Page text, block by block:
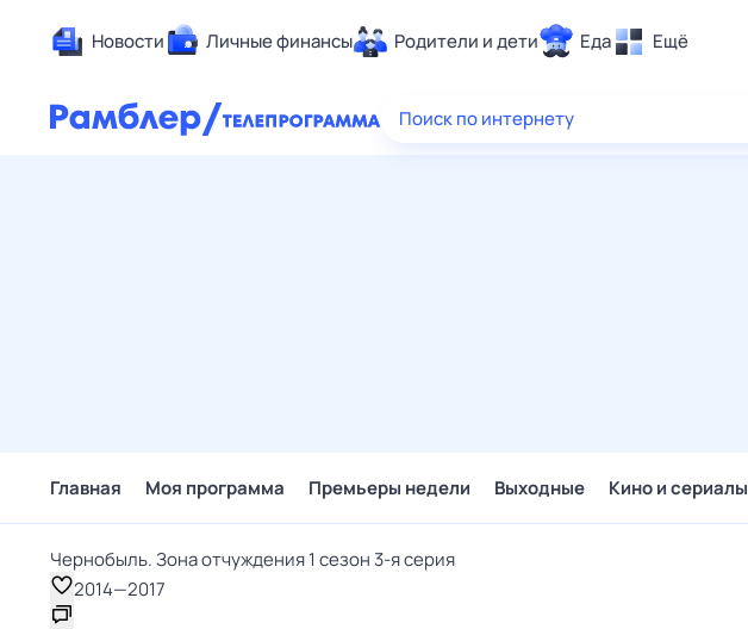
Новости Личные финансы Родители и дети Еда Ещё
Здоровье
Поиск по интернету
Главная Моя программа Премьеры недели Выходные Кино и сериалы
Чернобыль. Зона отчуждения 1 сезон 3-я серия
2014—2017